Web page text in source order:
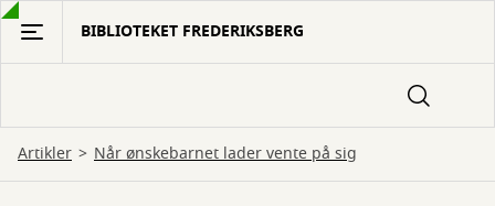
Gå
hovedindhold
BIBLIOTEKET FREDERIKSBERG
Artikler Når ønskebarnet lader vente på sig